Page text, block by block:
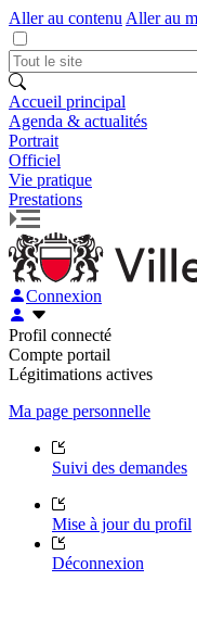
Aller au contenu Aller au
Accueil principal
Agenda & actualités
Portrait
Officiel
Vie pratique
Prestations
Connexion
Profil connecté
Compte portail
Légitimations actives
Ma page personnelle
Suivi des demandes
Mise à jour du profil
Déconnexion